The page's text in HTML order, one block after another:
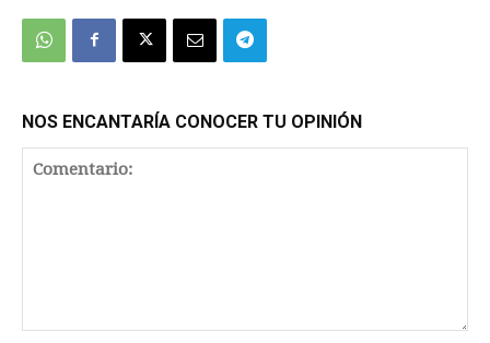
NOS ENCANTARÍA CONOCER TU OPINIÓN